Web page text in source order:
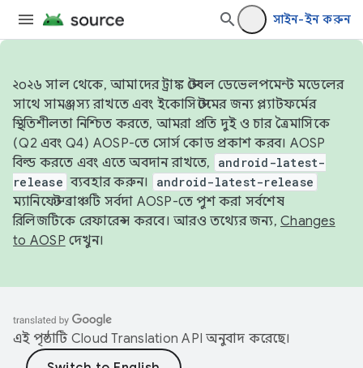
সাইন-ইন করুন
২০২৬ সাল থেকে, আমাদের ট্রাঙ্ক স্টেবল ডেভেলপমেন্ট মডেলের
সাথে সামঞ্জস্য রাখতে এবং ইকোসিস্টেমের জন্য প্ল্যাটফর্মের
স্থিতিশীলতা নিশ্চিত করতে, আমরা প্রতি দুই ও চার ত্রৈমাসিকে
(Q2 এবং Q4) AOSP-তে সোর্স কোড প্রকাশ করব। AOSP
বিল্ড করতে এবং এতে অবদান রাখতে,
android-latest-
release ব্যবহার করুন। android-latest-release
ম্যানিফেস্ট ব্রাঞ্চটি সর্বদা AOSP-তে পুশ করা সর্বশেষ
রিলিজটিকে রেফারেন্স করবে। আরও তথ্যের জন্য, Changes
to AOSP দেখুন।
এই পৃষ্ঠাটি Cloud Translation API অনুবাদ করেছে।